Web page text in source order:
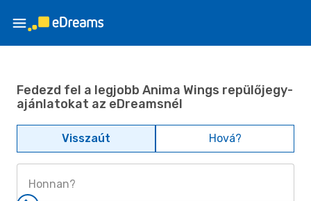
Fedezd fel a legjobb Anima Wings repülőjegy-
ajánlatokat az eDreamsnél
Visszaút Hová?
Honnan?